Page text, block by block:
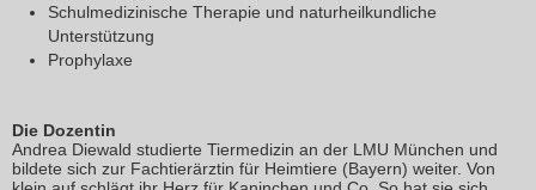
Schulmedizinische Therapie und naturheilkundliche
Unterstützung
Prophylaxe
Die Dozentin
Andrea Diewald studierte Tiermedizin an der LMU München und
bildete sich zur Fachtierärztin für Heimtiere (Bayern) weiter. Von